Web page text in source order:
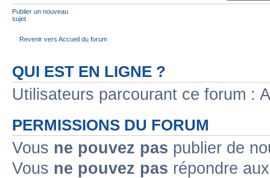
Publier un nouveau
sujet
Revenir vers Accueil du forum
QUI EST EN LIGNE ?
Utilisateurs parcourant ce forum :
PERMISSIONS DU FORUM
Vous ne pouvez pas publier de
Vous ne pouvez pas répondre